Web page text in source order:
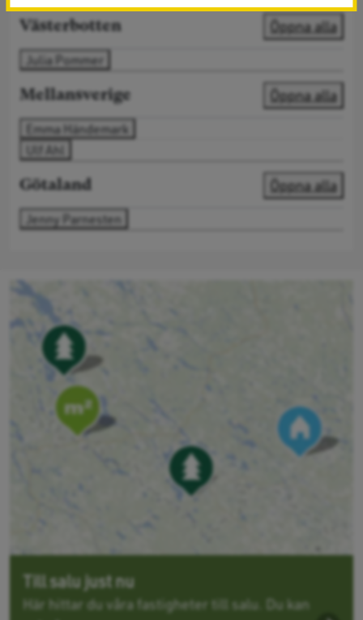
Västerbotten Öppna alla
Julia Pommer
Mellansverige Öppna alla
Emma Händemark
Ulf Ahl
Götaland Öppna alla
Jenny Parnesten
Till salu just nu
Här hittar du våra fastigheter till salu. Du kan